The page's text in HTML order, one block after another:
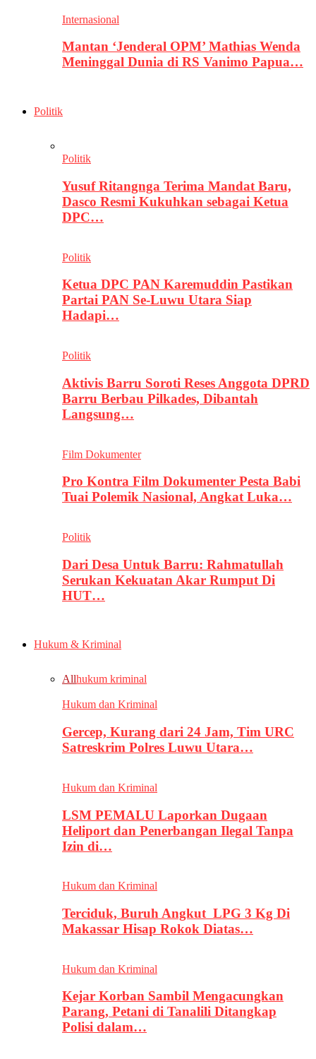
Internasional
Mantan ‘Jenderal OPM’ Mathias Wenda
Meninggal Dunia di RS Vanimo Papua…
Politik
Politik
Yusuf Ritangnga Terima Mandat Baru,
Dasco Resmi Kukuhkan sebagai Ketua
DPC…
Politik
Ketua DPC PAN Karemuddin Pastikan
Partai PAN Se-Luwu Utara Siap
Hadapi…
Politik
Aktivis Barru Soroti Reses Anggota DPRD
Barru Berbau Pilkades, Dibantah
Langsung…
Film Dokumenter
Pro Kontra Film Dokumenter Pesta Babi
Tuai Polemik Nasional, Angkat Luka…
Politik
Dari Desa Untuk Barru: Rahmatullah
Serukan Kekuatan Akar Rumput Di
HUT…
Hukum & Kriminal
Allhukum kriminal
Hukum dan Kriminal
Gercep, Kurang dari 24 Jam, Tim URC
Satreskrim Polres Luwu Utara…
Hukum dan Kriminal
LSM PEMALU Laporkan Dugaan
Heliport dan Penerbangan Ilegal Tanpa
Izin di…
Hukum dan Kriminal
Terciduk, Buruh Angkut LPG 3 Kg Di
Makassar Hisap Rokok Diatas…
Hukum dan Kriminal
Kejar Korban Sambil Mengacungkan
Parang, Petani di Tanalili Ditangkap
Polisi dalam…